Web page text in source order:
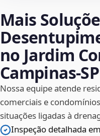
Mais
no Jardim
Campinas‑SP
Nossa equipe atende
comerciais e
situações ligadas à
Inspeção detalhada